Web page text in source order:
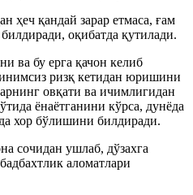
ҳеч қандай зарар етмаса, ғам
оқибатда қутилади.
ва бу ерга қачон келиб
ризқ кетидан юришини
овқати ва ичимлигидан
ёнаётганини кўрса, дунёда
хор бўлишини билдиради.
сочидан ушлаб, дўзахга
аломатлари